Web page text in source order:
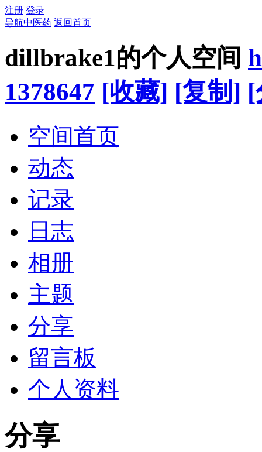
注册 登录
导航中医药 返回首页
dillbrake1的个人空间
1378647 [收藏] [复制] [
空间首页
动态
记录
日志
相册
主题
分享
留言板
个人资料
分享